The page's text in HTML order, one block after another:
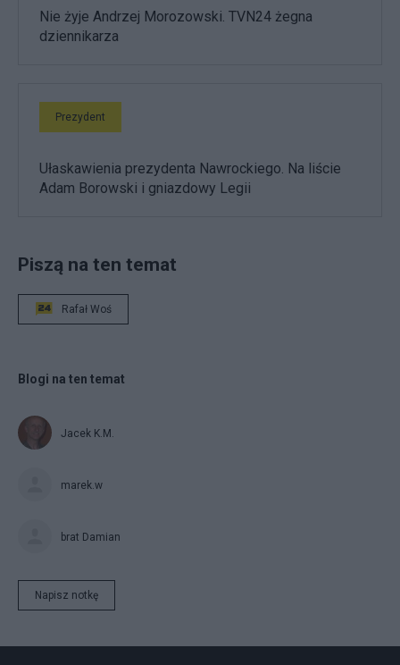
Nie żyje Andrzej Morozowski. TVN24 żegna
dziennikarza
Prezydent
Ułaskawienia prezydenta Nawrockiego. Na liście
Adam Borowski i gniazdowy Legii
Piszą na ten temat
Rafał Woś
Blogi na ten temat
Jacek K.M.
marek.w
brat Damian
Napisz notkę